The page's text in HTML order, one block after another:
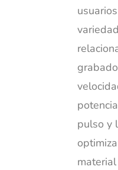
pulso y